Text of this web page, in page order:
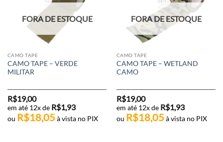
FORA DE ESTOQUE
CAMO TAPE
CAMO TAPE – VERDE
MILITAR
R$19,00
em até 12x de R$1,93
ou R$18,05 à vista no PIX
FORA DE ESTOQUE
CAMO TAPE
CAMO TAPE – WETLAND
CAMO
R$19,00
em até 12x de R$1,93
ou R$18,05 à vista no PIX